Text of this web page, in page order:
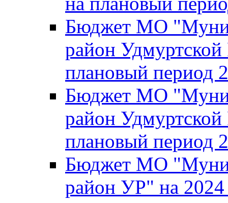
Бюджет МО
район
плановый период
Бюджет МО
район
плановый период
Бюджет МО
район УР" на 2024